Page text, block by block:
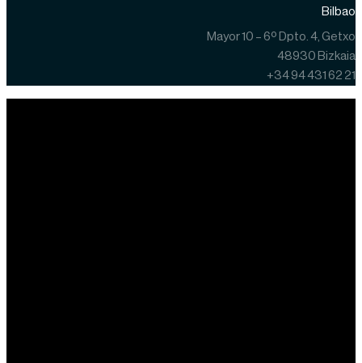
Bilbao
Mayor 10 – 6º Dpto. 4, Getxo
48930 Bizkaia
+34 94 431 62 21